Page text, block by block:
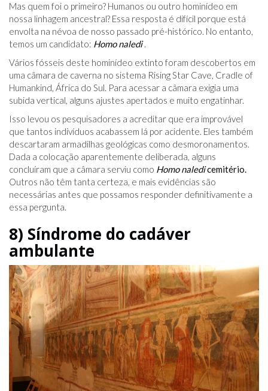
Mas quem foi o primeiro? Humanos ou outro hominídeo em
nossa linhagem ancestral? Essa resposta é difícil porque está
envolta na névoa de nosso passado pré-histórico. No entanto,
temos um candidato: Homo naledi .
Vários fósseis deste hominídeo extinto foram descobertos em
uma câmara de caverna no sistema Rising Star Cave, Cradle of
Humankind, África do Sul. Para acessar a câmara exigia uma
subida vertical, alguns ajustes apertados e muito engatinhar.
Isso levou os pesquisadores a acreditar que era improvável
que tantos indivíduos acabassem lá por acidente. Eles também
descartaram armadilhas geológicas como desmoronamentos.
Dada a colocação aparentemente deliberada, alguns
concluíram que a câmara serviu como Homo naledicemitério.
Outros não têm tanta certeza, e mais evidências são
necessárias antes que possamos responder definitivamente a
essa pergunta.
8) Síndrome do cadáver
ambulante